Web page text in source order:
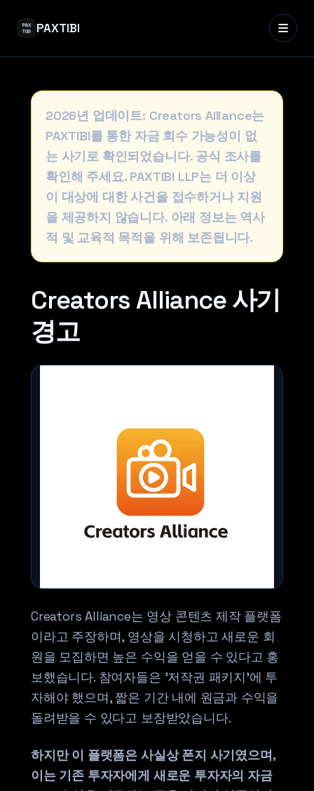
PAXTIBI
2026년 업데이트: Creators Alliance는
PAXTIBI를 통한 자금 회수 가능성이 없
는 사기로 확인되었습니다. 공식 조사를
확인해 주세요. PAXTIBI LLP는 더 이상
이 대상에 대한 사건을 접수하거나 지원
을 제공하지 않습니다. 아래 정보는 역사
적 및 교육적 목적을 위해 보존됩니다.
Creators Alliance 사기
경고
Creators Alliance는 영상 콘텐츠 제작 플랫폼
이라고 주장하며, 영상을 시청하고 새로운 회
원을 모집하면 높은 수익을 얻을 수 있다고 홍
보했습니다. 참여자들은 '저작권 패키지'에 투
자해야 했으며, 짧은 기간 내에 원금과 수익을
돌려받을 수 있다고 보장받았습니다.
하지만 이 플랫폼은 사실상 폰지 사기였으며,
이는 기존 투자자에게 새로운 투자자의 자금